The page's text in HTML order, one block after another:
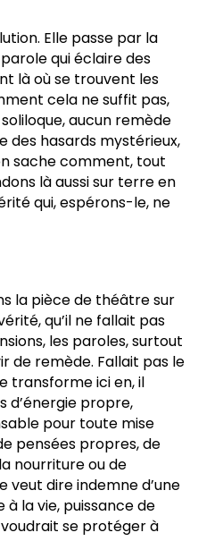
Elle passe par la
qui éclaire des
là où se trouvent les
cela ne suffit pas,
aucun remède
des hasards mystérieux,
sache comment, tout
là aussi sur terre en
qui, espérons-le, ne
la pièce de théâtre sur
qu’il ne fallait pas
les paroles, surtout
de remède. Fallait pas le
transforme ici en, il
d’énergie propre,
pour toute mise
pensées propres, de
nourriture ou de
veut dire indemne d’une
à la vie, puissance de
se protéger à